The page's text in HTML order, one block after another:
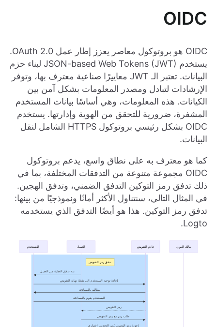
OIDC
OIDC هو بروتوكول معاصر يعزز إطار عمل OAuth 2.0.
يستخدم JSON-based Web Tokens (JWT) لبناء حزم
البيانات. تعتبر الـ JWT معاييرًا صناعية معترف بها، وتوفر
الإرشادات لتبادل ومصدر المعلومات بشكل آمن بين
الكيانات. هذه المعلومات، وهي أساسًا بيانات المستخدم
المشفرة، ضرورية للتحقق من الهوية وإدارتها. يستخدم
OIDC بشكل رئيسي بروتوكول HTTPS الشامل لنقل
البيانات.
كما هو معترف به على نطاق واسع، يدعم بروتوكول
OIDC مجموعة متنوعة من التدفقات المختلفة، بما في
ذلك تدفق رمز التوكين التدفق الضمني، وتدفق الهجين.
في المثال التالي، سنتناول الأكثر أمانًا ونموذجيًا من بينها:
تدفق رمز التوكين. هذا هو أيضًا التدفق الذي يستخدمه
Logto.